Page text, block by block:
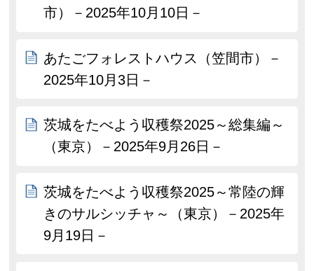
市）－2025年10月10日－
あたごフォレストハウス（笠間市）－
2025年10月3日－
茨城をたべよう収穫祭2025～総集編～
（東京）－2025年9月26日－
茨城をたべよう収穫祭2025～常陸の輝
きのサルシッチャ～（東京）－2025年
9月19日－